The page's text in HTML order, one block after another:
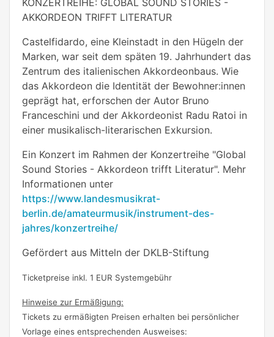
AKKORDEON TRIFFT LITERATUR
Castelfidardo, eine Kleinstadt in den Hügeln der
Marken, war seit dem späten 19. Jahrhundert das
Zentrum des italienischen Akkordeonbaus. Wie
das Akkordeon die Identität der Bewohner:innen
geprägt hat, erforschen der Autor Bruno
Franceschini und der Akkordeonist Radu Ratoi in
einer musikalisch-literarischen Exkursion.
Ein Konzert im Rahmen der Konzertreihe "Global
Sound Stories - Akkordeon trifft Literatur". Mehr
Informationen unter
https://www.landesmusikrat-
berlin.de/amateurmusik/instrument-des-
jahres/konzertreihe/
Gefördert aus Mitteln der DKLB-Stiftung
Ticketpreise inkl. 1 EUR Systemgebühr
Hinweise zur Ermäßigung:
Tickets zu ermäßigten Preisen erhalten bei persönlicher
Vorlage eines entsprechenden Ausweises: